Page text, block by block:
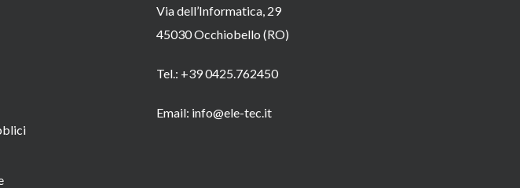
Via dell’Informatica, 29
45030 Occhiobello (RO)
Tel.: +39 0425.762450
Email: info@ele-tec.it